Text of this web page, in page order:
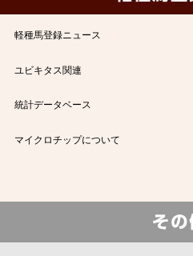
軽種馬登録ニュース
ユビキタス関連
統計データベース
マイクロチップについて